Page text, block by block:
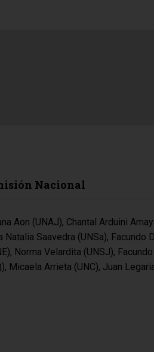
Nacional
Aon (UNAJ), Chantal Arduini
Natalia Saavedra (UNSa), Facundo
Norma Velardita (UNSJ), Facundo
Micaela Arrieta (UNC), Juan